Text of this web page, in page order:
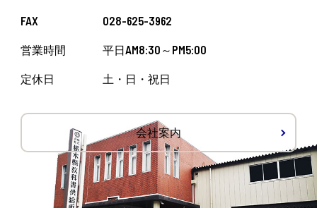
FAX 028-625-3962
営業時間 平日AM8:30～PM5:00
定休日 土・日・祝日
会社案内